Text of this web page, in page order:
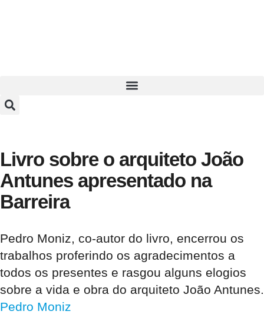
Livro sobre o arquiteto João
Antunes apresentado na
Barreira
Pedro Moniz, co-autor do livro, encerrou os
trabalhos proferindo os agradecimentos a
todos os presentes e rasgou alguns elogios
sobre a vida e obra do arquiteto João Antunes.
Pedro Moniz